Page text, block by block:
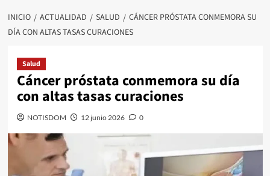
INICIO ACTUALIDAD SALUD
CÁNCER PRÓSTATA CONMEMORA SU
DÍA CON ALTAS TASAS CURACIONES
Salud
Cáncer próstata conmemora su día
con altas tasas curaciones
NOTISDOM 12 junio 2026 0